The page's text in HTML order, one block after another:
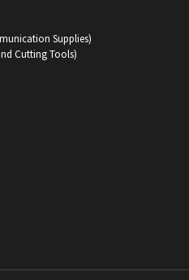
Supplies)
Cutting Tools)